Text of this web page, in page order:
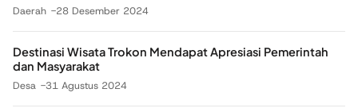
Daerah 28 Desember 2024
Destinasi Wisata Trokon Mendapat Apresiasi Pemerintah
dan Masyarakat
Desa 31 Agustus 2024